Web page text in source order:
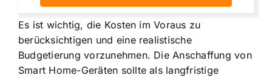
Es ist wichtig, die Kosten im Voraus zu
berücksichtigen und eine realistische
Budgetierung vorzunehmen. Die Anschaffung von
Smart Home-Geräten sollte als langfristige